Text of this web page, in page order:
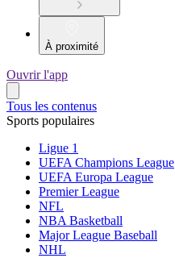
À proximité
Ouvrir l'app
Tous les contenus
Sports populaires
Ligue 1
UEFA Champions League
UEFA Europa League
Premier League
NFL
NBA Basketball
Major League Baseball
NHL